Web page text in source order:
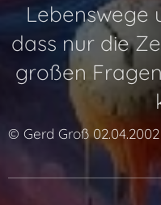
Lebenswege
dass nur die
großen
© Gerd Groß 02.04.2002